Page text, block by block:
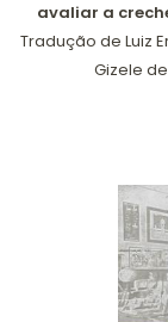
avaliar a
Tradução de Luiz
Gizele de